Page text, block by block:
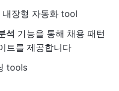
내장형 자동화 tool
석 기능을 통해 채용 패턴
트를 제공합니다
tools